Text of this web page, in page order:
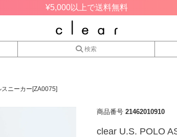
¥5,000以上で送料無料
検索
ニーカー[ZA0075]
商品番号 21462010910
clear U.S. POLO